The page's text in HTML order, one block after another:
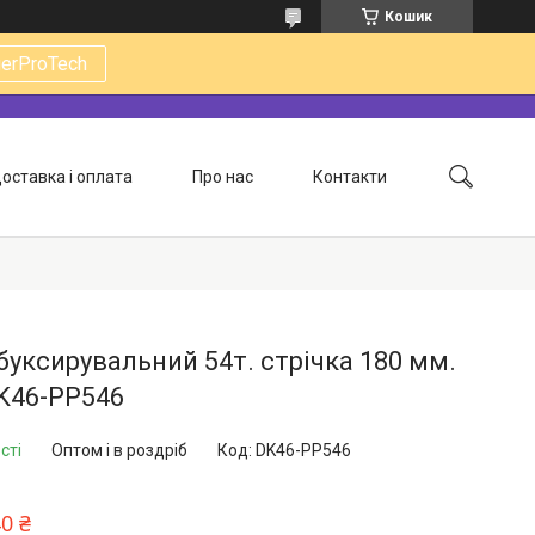
Кошик
і оплата Про нас Контакти
54т. стрічка 180 мм.
PP546
Оптом і в роздріб Код: DK46-PP546
₴